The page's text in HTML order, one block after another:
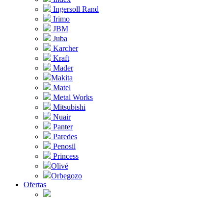
Ingersoll Rand
Irimo
JBM
Juba
Karcher
Kraft
Mader
Makita
Matel
Metal Works
Mitsubishi
Nuair
Panter
Paredes
Penosil
Princess
Olivé
Orbegozo
Ofertas